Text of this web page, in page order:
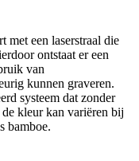
met een laserstraal die
ontstaat er een
van
kunnen graveren.
systeem dat zonder
kleur kan variëren bij
bamboe.